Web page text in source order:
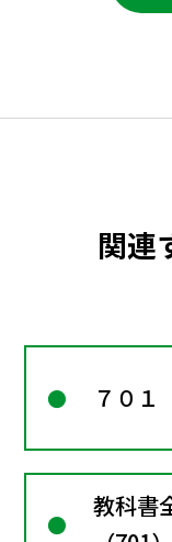
関連
７０
教科書